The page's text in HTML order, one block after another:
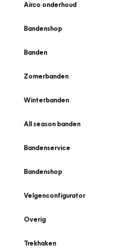
Airco onderhoud
Bandenshop
Banden
Zomerbanden
Winterbanden
All season banden
Bandenservice
Bandenshop
Velgenconfigurator
Overig
Trekhaken